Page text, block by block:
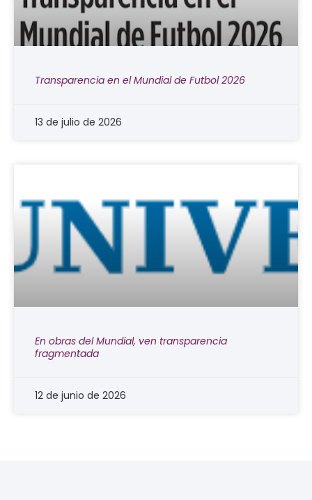
Transparencia en el Mundial de Futbol 2026
13 de julio de 2026
En obras del Mundial, ven transparencia
fragmentada
12 de junio de 2026